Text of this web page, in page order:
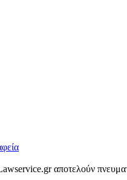
.grαποτελούν